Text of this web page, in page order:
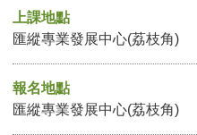
上課地點
匯縱專業發展中心(荔枝角)
報名地點
匯縱專業發展中心(荔枝角)